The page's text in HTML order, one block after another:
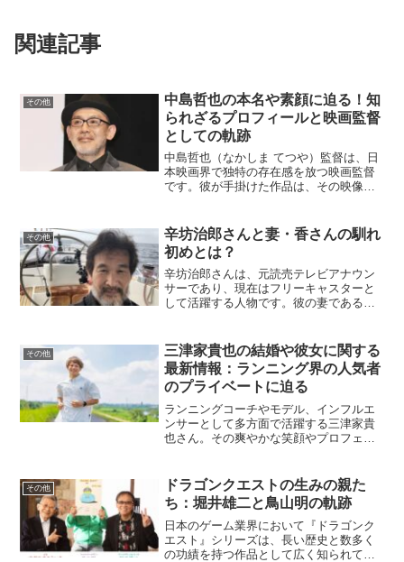
関連記事
その他
中島哲也の本名や素顔に迫る！知
られざるプロフィールと映画監督
としての軌跡
中島哲也（なかしま てつや）監督は、日
本映画界で独特の存在感を放つ映画監督
です。彼が手掛けた作品は、その映像美
や本名については謎に包まれています。
この記事では、中島哲也...
その他
辛坊治郎さんと妻・香さんの馴れ
初めとは？
辛坊治郎さんは、元読売テレビアナウン
サーであり、現在はフリーキャスターと
して活躍する人物です。彼の妻である香
めや結婚生活の詳細について、詳しくご
紹介します。お二人の出会...
その他
三津家貴也の結婚や彼女に関する
最新情報：ランニング界の人気者
のプライベートに迫る
ランニングコーチやモデル、インフルエ
ンサーとして多方面で活躍する三津家貴
也さん。その爽やかな笑顔やプロフェッ
題は常に注目の的です。そんな三津家さ
んのプライベートについて...
その他
ドラゴンクエストの生みの親た
ち：堀井雄二と鳥山明の軌跡
日本のゲーム業界において『ドラゴンク
エスト』シリーズは、長い歴史と数多く
の功績を持つ作品として広く知られてい